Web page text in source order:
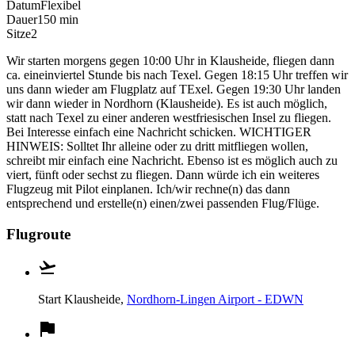
DatumFlexibel
Dauer150 min
Sitze2
Wir starten morgens gegen 10:00 Uhr in Klausheide, fliegen dann
ca. eineinviertel Stunde bis nach Texel. Gegen 18:15 Uhr treffen wir
uns dann wieder am Flugplatz auf TExel. Gegen 19:30 Uhr landen
wir dann wieder in Nordhorn (Klausheide). Es ist auch möglich,
statt nach Texel zu einer anderen westfriesischen Insel zu fliegen.
Bei Interesse einfach eine Nachricht schicken. WICHTIGER
HINWEIS: Solltet Ihr alleine oder zu dritt mitfliegen wollen,
schreibt mir einfach eine Nachricht. Ebenso ist es möglich auch zu
viert, fünft oder sechst zu fliegen. Dann würde ich ein weiteres
Flugzeug mit Pilot einplanen. Ich/wir rechne(n) das dann
entsprechend und erstelle(n) einen/zwei passenden Flug/Flüge.
Flugroute
Start Klausheide, Nordhorn-Lingen Airport - EDWN